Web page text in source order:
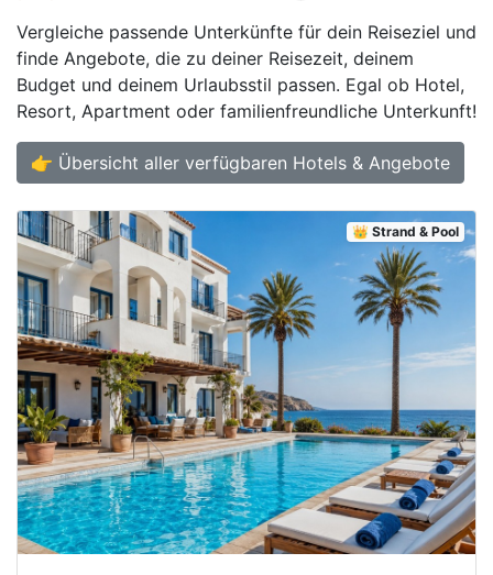
Vergleiche passende Unterkünfte für dein Reiseziel und
finde Angebote, die zu deiner Reisezeit, deinem
Budget und deinem Urlaubsstil passen. Egal ob Hotel,
Resort, Apartment oder familienfreundliche Unterkunft!
👉 Übersicht aller verfügbaren Hotels & Angebote
👑 Strand & Pool